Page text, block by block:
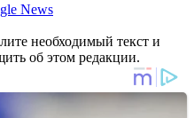
News
необходимый текст и
об этом редакции.